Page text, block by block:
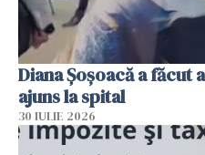
Diana Șoșoacă a
ajuns la spital
30 IULIE 2026